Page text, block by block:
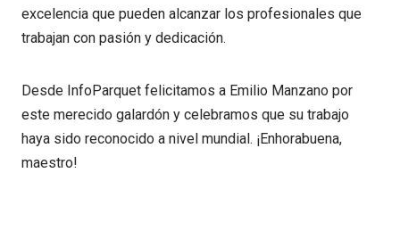
excelencia que pueden alcanzar los profesionales que
trabajan con pasión y dedicación.
Desde InfoParquet felicitamos a Emilio Manzano por
este merecido galardón y celebramos que su trabajo
haya sido reconocido a nivel mundial. ¡Enhorabuena,
maestro!